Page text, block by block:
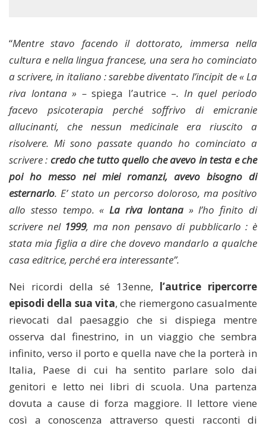
“Mentre stavo facendo il dottorato, immersa nella
cultura e nella lingua francese, una sera ho cominciato
a scrivere, in italiano : sarebbe diventato l’incipit de « La
riva lontana » –spiega l’autrice –. In quel periodo
facevo psicoterapia perché soffrivo di emicranie
allucinanti, che nessun medicinale era riuscito a
risolvere. Mi sono passate quando ho cominciato a
scrivere : credo che tutto quello che avevo in testa e che
poi ho messo nei miei romanzi, avevo bisogno di
esternarlo. E’ stato un percorso doloroso, ma positivo
allo stesso tempo. «La riva lontana» l’ho finito di
scrivere nel 1999, ma non pensavo di pubblicarlo : è
stata mia figlia a dire che dovevo mandarlo a qualche
casa editrice, perché era interessante”.
Nei ricordi della sé 13enne, l’autrice ripercorre
episodi della sua vita, che riemergono casualmente
rievocati dal paesaggio che si dispiega mentre
osserva dal finestrino, in un viaggio che sembra
infinito, verso il porto e quella nave che la porterà in
Italia, Paese di cui ha sentito parlare solo dai
genitori e letto nei libri di scuola. Una partenza
dovuta a cause di forza maggiore. Il lettore viene
così a conoscenza attraverso questi racconti di